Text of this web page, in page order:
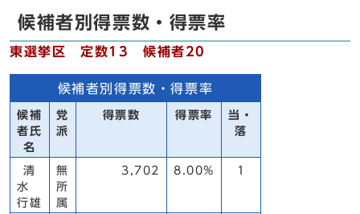
候補者別得票数・得票率
東選挙区 定数13 候補者20
候補者別得票数・得票率
候補
者氏
名
党
派
得票数 得票率
当・
落
清
水
行雄
無
所
属
3,702 8.00% 1